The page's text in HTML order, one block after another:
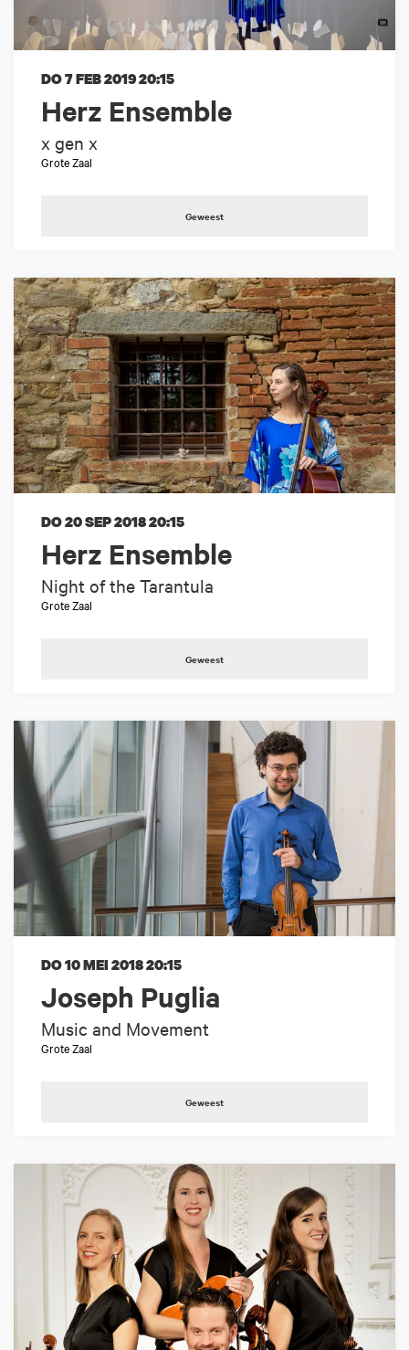
Herz Ensemble
x gen x
DO 7 FEB 201920:15
Grote Zaal
Geweest
Herz Ensemble
Night of the Tarantula
DO 20 SEP 201820:15
Grote Zaal
Geweest
Joseph Puglia
Music and Movement
DO 10 MEI 201820:15
Grote Zaal
Geweest